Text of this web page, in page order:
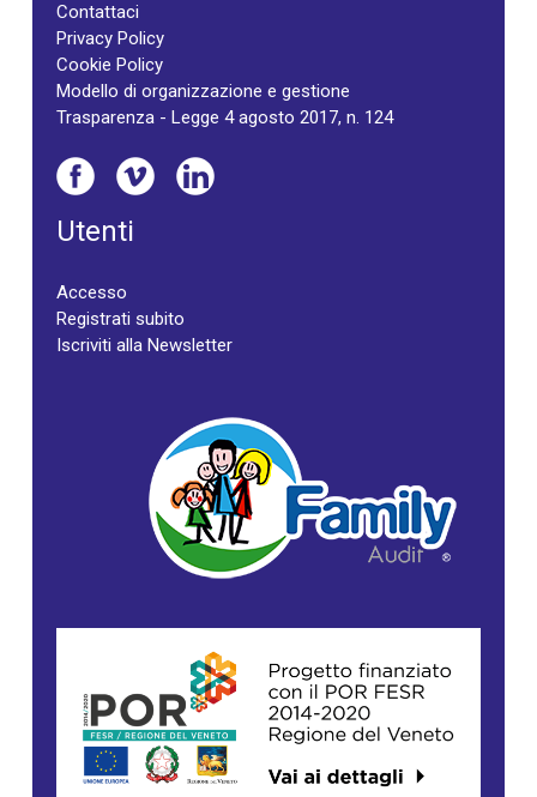
Contattaci
Privacy Policy
Cookie Policy
Modello di organizzazione e gestione
Trasparenza - Legge 4 agosto 2017, n. 124
Utenti
Accesso
Registrati subito
Iscriviti alla Newsletter